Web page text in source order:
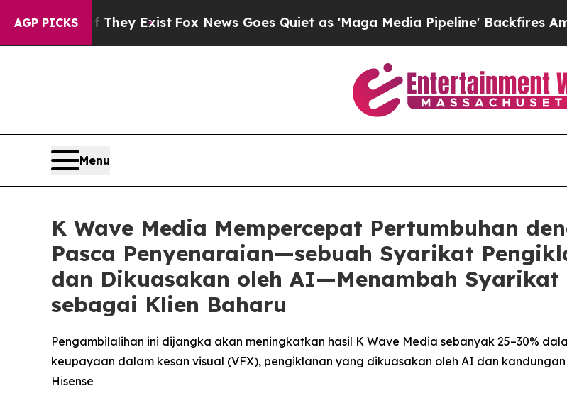
AGP PICKS
They Exist Fox News Goes Quiet as 'Maga Media Pipeline' Backfires Amid
Menu
K Wave Media Mempercepat Pertumbuhan
Pasca Penyenaraian—sebuah Syarikat
dan Dikuasakan oleh AI—Menambah
sebagai Klien Baharu
Pengambilalihan ini dijangka akan meningkatkan hasil K Wave Media sebanyak 25–30%
keupayaan dalam kesan visual (VFX), pengiklanan yang dikuasakan oleh AI dan
Hisense